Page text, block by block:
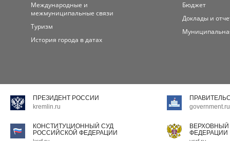
Международные и
межмуниципальные связи
Туризм
История города в датах
Бюджет
Доклады и
ПРЕЗИДЕНТ РОССИИ
kremlin.ru
government.ru
КОНСТИТУЦИОННЫЙ СУД
РОССИЙСКОЙ ФЕДЕРАЦИИ
ФЕДЕРАЦИИ